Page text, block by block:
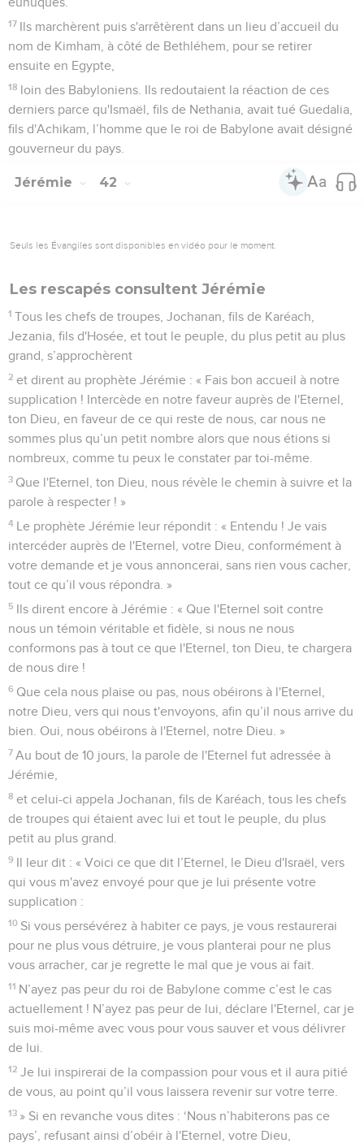
17 Ils marchèrent puis s'arrêtèrent dans un lieu d’accueil du
nom de Kimham, à côté de Bethléhem, pour se retirer
ensuite en Egypte,
18 loin des Babyloniens. Ils redoutaient la réaction de ces
derniers parce qu'Ismaël, fils de Nethania, avait tué Guedalia,
fils d'Achikam, l’homme que le roi de Babylone avait désigné
gouverneur du pays.
Jérémie 42
Seuls les Évangiles sont disponibles en vidéo pour le moment.
Les rescapés consultent Jérémie
1 Tous les chefs de troupes, Jochanan, fils de Karéach,
Jezania, fils d'Hosée, et tout le peuple, du plus petit au plus
grand, s’approchèrent
2 et dirent au prophète Jérémie : « Fais bon accueil à notre
supplication ! Intercède en notre faveur auprès de l'Eternel,
ton Dieu, en faveur de ce qui reste de nous, car nous ne
sommes plus qu’un petit nombre alors que nous étions si
nombreux, comme tu peux le constater par toi-même.
3 Que l'Eternel, ton Dieu, nous révèle le chemin à suivre et la
parole à respecter ! »
4 Le prophète Jérémie leur répondit : « Entendu ! Je vais
intercéder auprès de l'Eternel, votre Dieu, conformément à
votre demande et je vous annoncerai, sans rien vous cacher,
tout ce qu’il vous répondra. »
5 Ils dirent encore à Jérémie : « Que l'Eternel soit contre
nous un témoin véritable et fidèle, si nous ne nous
conformons pas à tout ce que l'Eternel, ton Dieu, te chargera
de nous dire !
6 Que cela nous plaise ou pas, nous obéirons à l'Eternel,
notre Dieu, vers qui nous t'envoyons, afin qu’il nous arrive du
bien. Oui, nous obéirons à l'Eternel, notre Dieu. »
7 Au bout de 10 jours, la parole de l'Eternel fut adressée à
Jérémie,
8 et celui-ci appela Jochanan, fils de Karéach, tous les chefs
de troupes qui étaient avec lui et tout le peuple, du plus
petit au plus grand.
9 Il leur dit : « Voici ce que dit l’Eternel, le Dieu d'Israël, vers
qui vous m'avez envoyé pour que je lui présente votre
supplication :
10 Si vous persévérez à habiter ce pays, je vous restaurerai
pour ne plus vous détruire, je vous planterai pour ne plus
vous arracher, car je regrette le mal que je vous ai fait.
11 N’ayez pas peur du roi de Babylone comme c’est le cas
actuellement ! N’ayez pas peur de lui, déclare l'Eternel, car je
suis moi-même avec vous pour vous sauver et vous délivrer
de lui.
12 Je lui inspirerai de la compassion pour vous et il aura pitié
de vous, au point qu’il vous laissera revenir sur votre terre.
13 » Si en revanche vous dites : ‘Nous n’habiterons pas ce
pays’, refusant ainsi d’obéir à l'Eternel, votre Dieu,